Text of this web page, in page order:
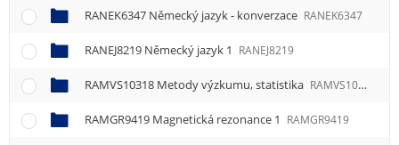
RANEK6347 Německý jazyk - konverzace RANEK6347
RANEJ8219 Německý jazyk 1 RANEJ8219
RAMVS10318 Metody výzkumu, statistika RAMVS10318
RAMGR9419 Magnetická rezonance 1 RAMGR9419